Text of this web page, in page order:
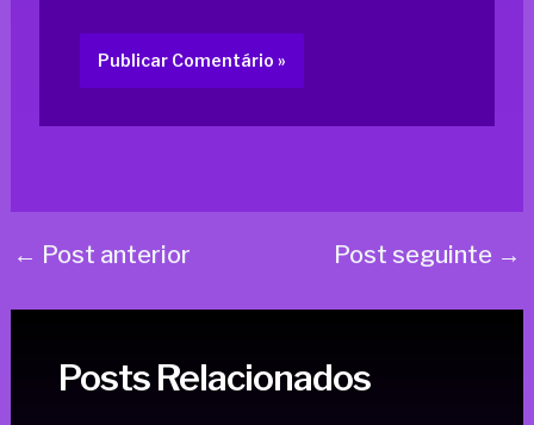
← Post anterior Post seguinte →
Posts Relacionados